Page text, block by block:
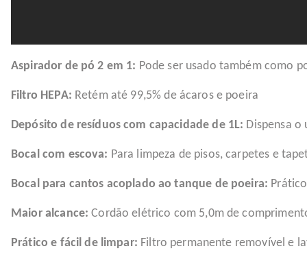
Aspirador de pó 2 em 1: Pode ser usado também como
Filtro HEPA: Retém até 99,5% de ácaros e poeira
Depósito de resíduos com capacidade de 1L: Dispensa o
Bocal com escova: Para limpeza de pisos, carpetes e
Bocal para cantos acoplado ao tanque de poeira:
Maior alcance: Cordão elétrico com 5,0m de
Prático e fácil de limpar: Filtro permanente removível e